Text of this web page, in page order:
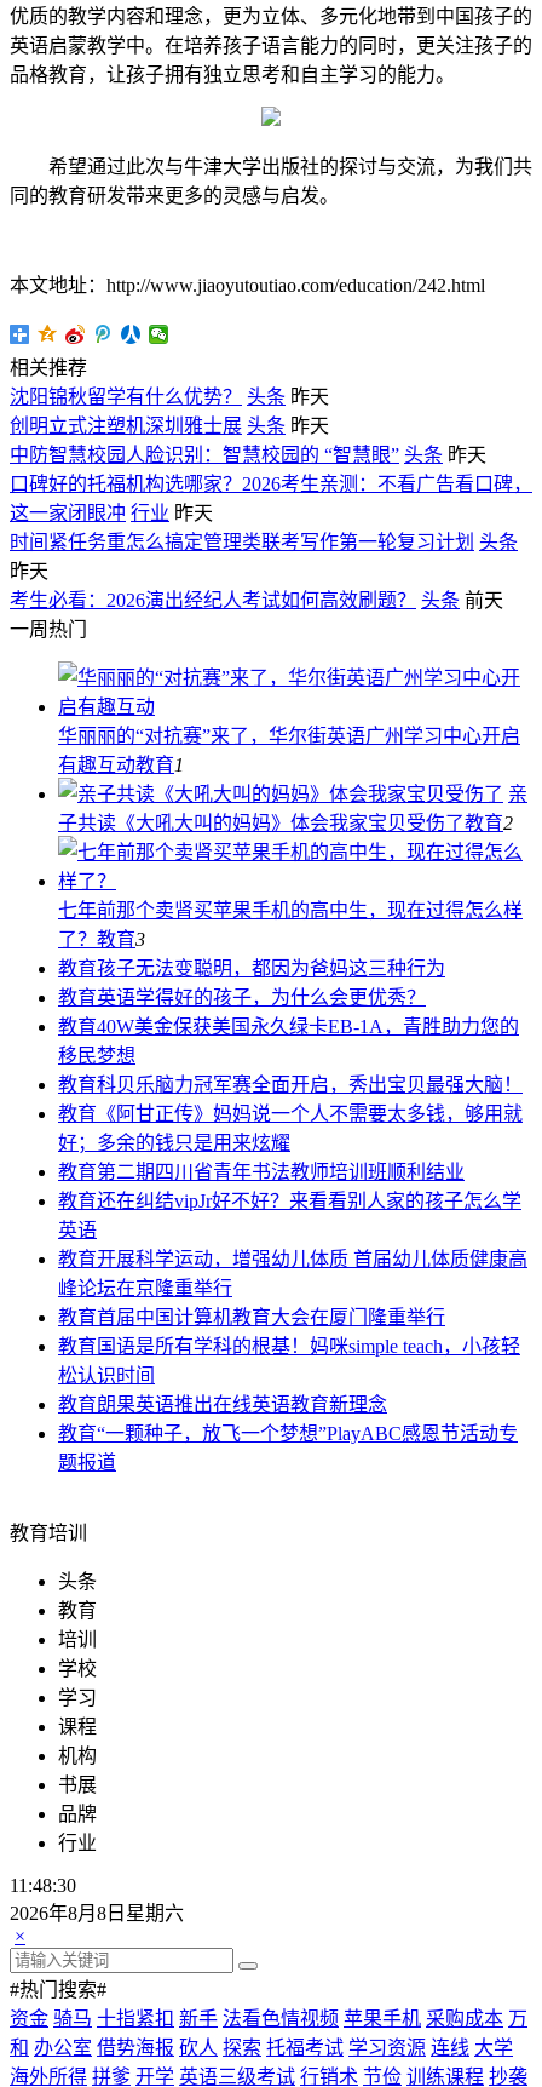
优质的教学内容和理念，更为立体、多元化地带到中国孩子的
英语启蒙教学中。在培养孩子语言能力的同时，更关注孩子的
品格教育，让孩子拥有独立思考和自主学习的能力。
希望通过此次与牛津大学出版社的探讨与交流，为我们共
同的教育研发带来更多的灵感与启发。
本文地址：http://www.jiaoyutoutiao.com/education/242.html
相关推荐
沈阳锦秋留学有什么优势？
头条 昨天
创明立式注塑机深圳雅士展 头条 昨天
中防智慧校园人脸识别：智慧校园的 “智慧眼” 头条 昨天
口碑好的托福机构选哪家？2026考生亲测：不看广告看口碑，
这一家闭眼冲 行业 昨天
时间紧任务重怎么搞定管理类联考写作第一轮复习计划 头条
昨天
考生必看：2026演出经纪人考试如何高效刷题？
头条 前天
一周热门
华丽丽的“对抗赛”来了，华尔街英语广州学习中心开启
有趣互动教育1
亲
子共读《大吼大叫的妈妈》体会我家宝贝受伤了教育2
七年前那个卖肾买苹果手机的高中生，现在过得怎么样
了？ 教育3
教育孩子无法变聪明，都因为爸妈这三种行为
教育英语学得好的孩子，为什么会更优秀？
教育40W美金保获美国永久绿卡EB-1A，青胜助力您的
移民梦想
教育科贝乐脑力冠军赛全面开启，秀出宝贝最强大脑！
教育 《阿甘正传》妈妈说一个人不需要太多钱，够用就
好；多余的钱只是用来炫耀
教育第二期四川省青年书法教师培训班顺利结业
教育还在纠结vipJr好不好？来看看别人家的孩子怎么学
英语
教育开展科学运动，增强幼儿体质 首届幼儿体质健康高
峰论坛在京隆重举行
教育首届中国计算机教育大会在厦门隆重举行
教育 国语是所有学科的根基！妈咪simple teach，小孩轻
松认识时间
教育朗果英语推出在线英语教育新理念
教育“一颗种子，放飞一个梦想”PlayABC感恩节活动专
题报道
教育培训
头条
教育
培训
学校
学习
课程
机构
书展
品牌
行业
11:48:30
2026年8月8日星期六
×
#热门搜索#
资金 骑马 十指紧扣 新手 法看色情视频 苹果手机 采购成本 万
和 办公室 借势海报 砍人 探索 托福考试 学习资源 连线 大学
海外所得 拼爹 开学 英语三级考试 行销术 节俭 训练课程 抄袭